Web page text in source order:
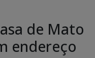
de Mato
endereço